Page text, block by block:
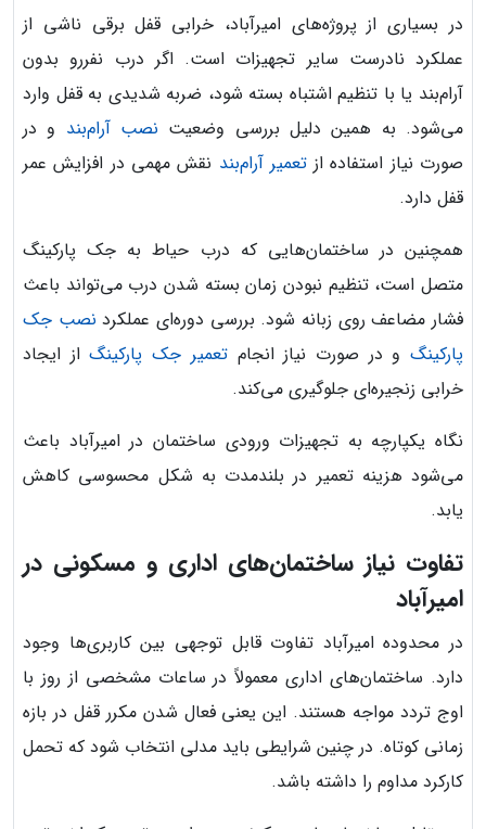
در بسیاری از پروژه‌های امیرآباد، خرابی قفل برقی ناشی از
عملکرد نادرست سایر تجهیزات است. اگر درب نفررو بدون
آرام‌بند یا با تنظیم اشتباه بسته شود، ضربه شدیدی به قفل وارد
می‌شود. به همین دلیل بررسی وضعیت نصب آرام‌بند و در
صورت نیاز استفاده ازتعمیر آرام‌بند نقش مهمی در افزایش عمر
قفل دارد.
همچنین در ساختمان‌هایی که درب حیاط به جک پارکینگ
متصل است، تنظیم نبودن زمان بسته شدن درب می‌تواند باعث
فشار مضاعف روی زبانه شود. بررسی دوره‌ای عملکرد نصب جک
پارکینگو در صورت نیاز انجامتعمیر جک پارکینگاز ایجاد
خرابی زنجیره‌ای جلوگیری می‌کند.
نگاه یکپارچه به تجهیزات ورودی ساختمان در امیرآباد باعث
می‌شود هزینه تعمیر در بلندمدت به شکل محسوسی کاهش
یابد.
تفاوت نیاز ساختمان‌های اداری و مسکونی در
امیرآباد
در محدوده امیرآباد تفاوت قابل توجهی بین کاربری‌ها وجود
دارد. ساختمان‌های اداری معمولاً در ساعات مشخصی از روز با
اوج تردد مواجه هستند. این یعنی فعال شدن مکرر قفل در بازه
زمانی کوتاه. در چنین شرایطی باید مدلی انتخاب شود که تحمل
کارکرد مداوم را داشته باشد.